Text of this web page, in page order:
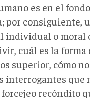
es en el
por consiguiente,
individual o moral
cuál es la forma
superior, cómo
interrogantes que
recóndito